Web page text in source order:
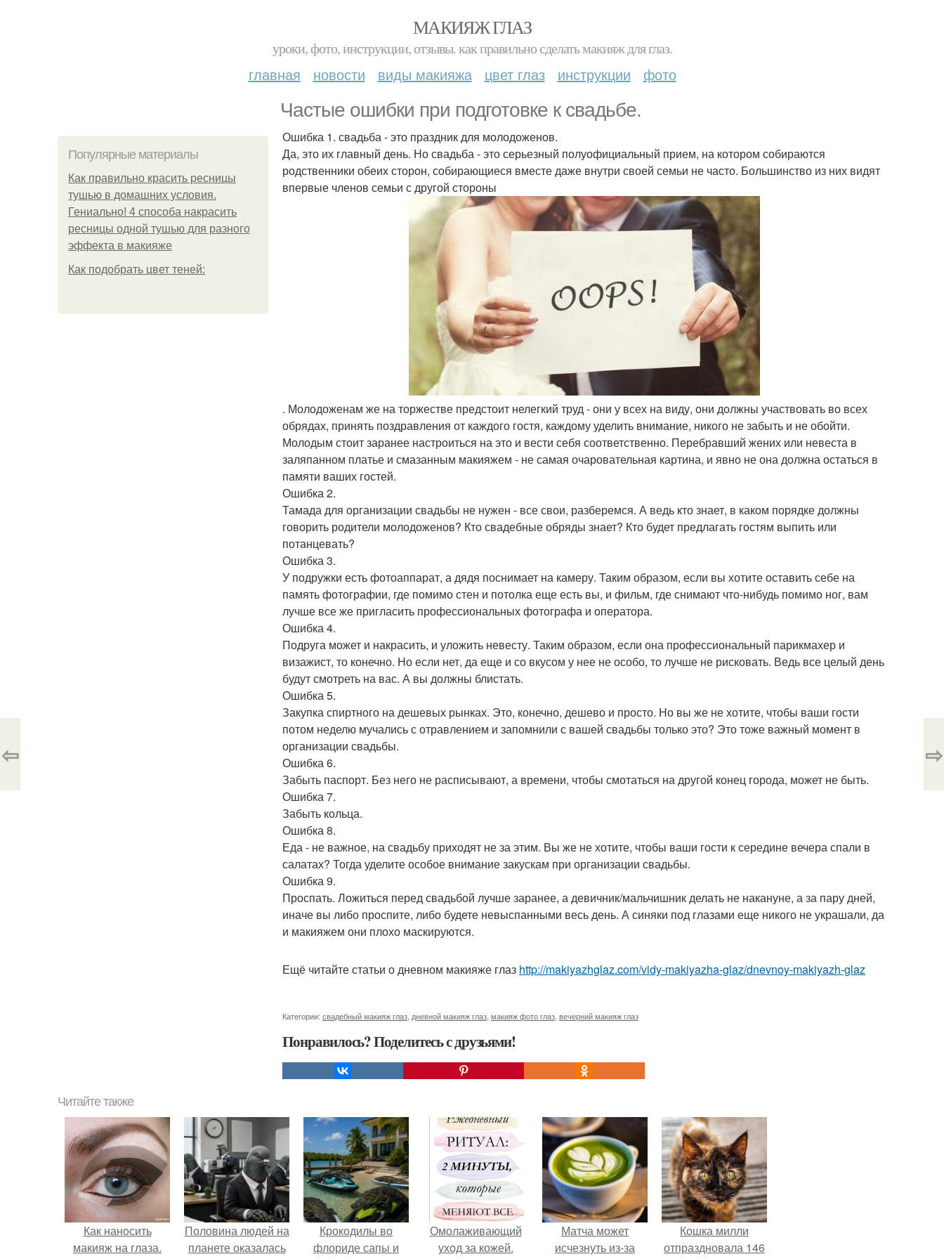
МАКИЯЖ ГЛАЗ
уроки, фото, инструкции, отзывы. как правильно сделать макияж для глаз.
главная новости виды макияжа цвет глаз инструкции фото
Частые ошибки при подготовке к свадьбе.
Популярные материалы
Как правильно красить ресницы
тушью в домашних условия.
Гениально! 4 способа накрасить
ресницы одной тушью для разного
эффекта в макияже
Как подобрать цвет теней:
Ошибка 1. свадьба - это праздник для молодоженов.
Да, это их главный день. Но свадьба - это серьезный полуофициальный прием, на котором собираются
родственники обеих сторон, собирающиеся вместе даже внутри своей семьи не часто. Большинство из них видят
впервые членов семьи с другой стороны
. Молодоженам же на торжестве предстоит нелегкий труд - они у всех на виду, они должны участвовать во всех
обрядах, принять поздравления от каждого гостя, каждому уделить внимание, никого не забыть и не обойти.
Молодым стоит заранее настроиться на это и вести себя соответственно. Перебравший жених или невеста в
заляпанном платье и смазанным макияжем - не самая очаровательная картина, и явно не она должна остаться в
памяти ваших гостей.
Ошибка 2.
Тамада для организации свадьбы не нужен - все свои, разберемся. А ведь кто знает, в каком порядке должны
говорить родители молодоженов? Кто свадебные обряды знает? Кто будет предлагать гостям выпить или
потанцевать?
Ошибка 3.
У подружки есть фотоаппарат, а дядя поснимает на камеру. Таким образом, если вы хотите оставить себе на
память фотографии, где помимо стен и потолка еще есть вы, и фильм, где снимают что-нибудь помимо ног, вам
лучше все же пригласить профессиональных фотографа и оператора.
Ошибка 4.
Подруга может и накрасить, и уложить невесту. Таким образом, если она профессиональный парикмахер и
визажист, то конечно. Но если нет, да еще и со вкусом у нее не особо, то лучше не рисковать. Ведь все целый день
будут смотреть на вас. А вы должны блистать.
Ошибка 5.
Закупка спиртного на дешевых рынках. Это, конечно, дешево и просто. Но вы же не хотите, чтобы ваши гости
потом неделю мучались с отравлением и запомнили с вашей свадьбы только это? Это тоже важный момент в
организации свадьбы.
Ошибка 6.
Забыть паспорт. Без него не расписывают, а времени, чтобы смотаться на другой конец города, может не быть.
Ошибка 7.
Забыть кольца.
Ошибка 8.
Еда - не важное, на свадьбу приходят не за этим. Вы же не хотите, чтобы ваши гости к середине вечера спали в
салатах? Тогда уделите особое внимание закускам при организации свадьбы.
Ошибка 9.
Проспать. Ложиться перед свадьбой лучше заранее, а девичник/мальчишник делать не накануне, а за пару дней,
иначе вы либо проспите, либо будете невыспанными весь день. А синяки под глазами еще никого не украшали, да
и макияжем они плохо маскируются.
Ещё читайте статьи о дневном макияже глаз http://makiyazhglaz.com/vidy-makiyazha-glaz/dnevnoy-makiyazh-glaz
Категории: свадебный макияж глаз дневной макияж глаз макияж фото глаз вечерний макияж глаз
Понравилось? Поделитесь с друзьями!
⇦ ⇨
Читайте также
Как наносить
макияж на глаза.
Половина людей на
планете оказалась
Крокодилы во
флориде сапы и
Омолаживающий
уход за кожей.
Матча может
исчезнуть из-за
Кошка милли
отпраздновала 146